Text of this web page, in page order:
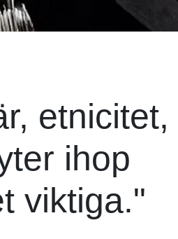
etnicitet,
ihop
viktiga."